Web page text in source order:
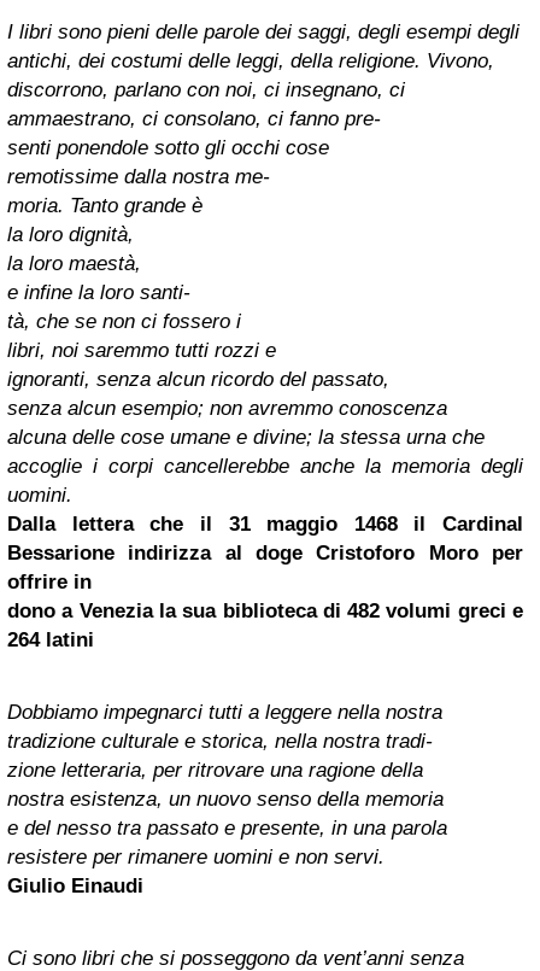
I libri sono pieni delle parole dei saggi, degli esempi degli
antichi, dei costumi delle leggi, della religione. Vivono,
discorrono, parlano con noi, ci insegnano, ci
ammaestrano, ci consolano, ci fanno pre-
senti ponendole sotto gli occhi cose
remotissime dalla nostra me-
moria. Tanto grande è
la loro dignità,
la loro maestà,
e infine la loro santi-
tà, che se non ci fossero i
libri, noi saremmo tutti rozzi e
ignoranti, senza alcun ricordo del passato,
senza alcun esempio; non avremmo conoscenza
alcuna delle cose umane e divine; la stessa urna che
accoglie i corpi cancellerebbe anche la memoria degli
uomini.
Dalla lettera che il 31 maggio 1468 il Cardinal
Bessarione indirizza al doge Cristoforo Moro per
offrire in
dono a Veneziala sua biblioteca di 482 volumi greci e
264 latini
Dobbiamo impegnarci tutti a leggere nella nostra
tradizione culturale e storica, nella nostra tradi-
zione letteraria, per ritrovare una ragione della
nostra esistenza, un nuovo senso della memoria
e del nesso tra passato e presente, in una parola
resistere per rimanere uomini e non servi.
Giulio Einaudi
Ci sono libri che si posseggono da vent’anni senza